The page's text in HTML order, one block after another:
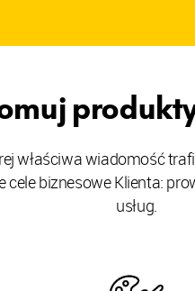
właściwa wiadomość
cele biznesowe Klienta:
usług.